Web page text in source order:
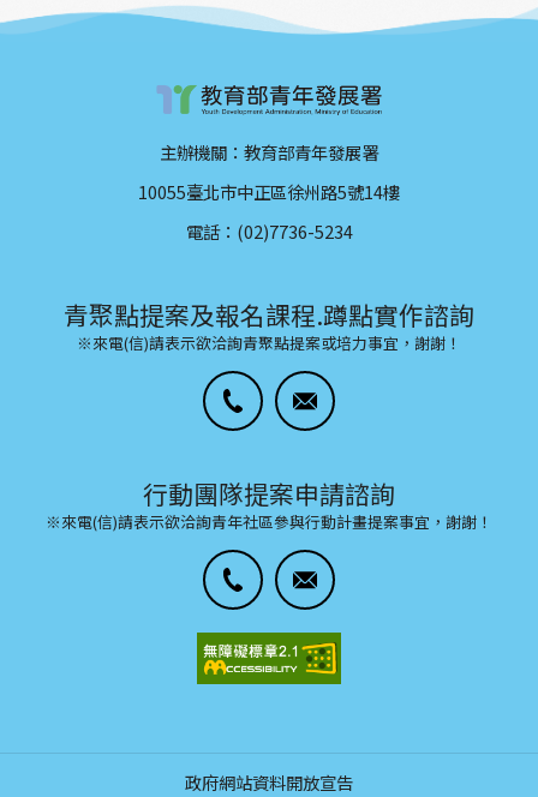
主辦機關：教育部青年發展署
10055臺北市中正區徐州路5號14樓
電話：(02)7736-5234
青聚點提案及報名課程.蹲點實作諮詢
※來電(信)請表示欲洽詢青聚點提案或培力事宜，謝謝！
行動團隊提案申請諮詢
※來電(信)請表示欲洽詢青年社區參與行動計畫提案事宜，謝謝！
政府網站資料開放宣告